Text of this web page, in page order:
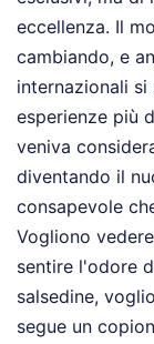
eccellenza. Il
cambiando, e
internazionali
esperienze più
veniva
diventando il
consapevole
Vogliono
sentire l'odore
salsedine,
segue un